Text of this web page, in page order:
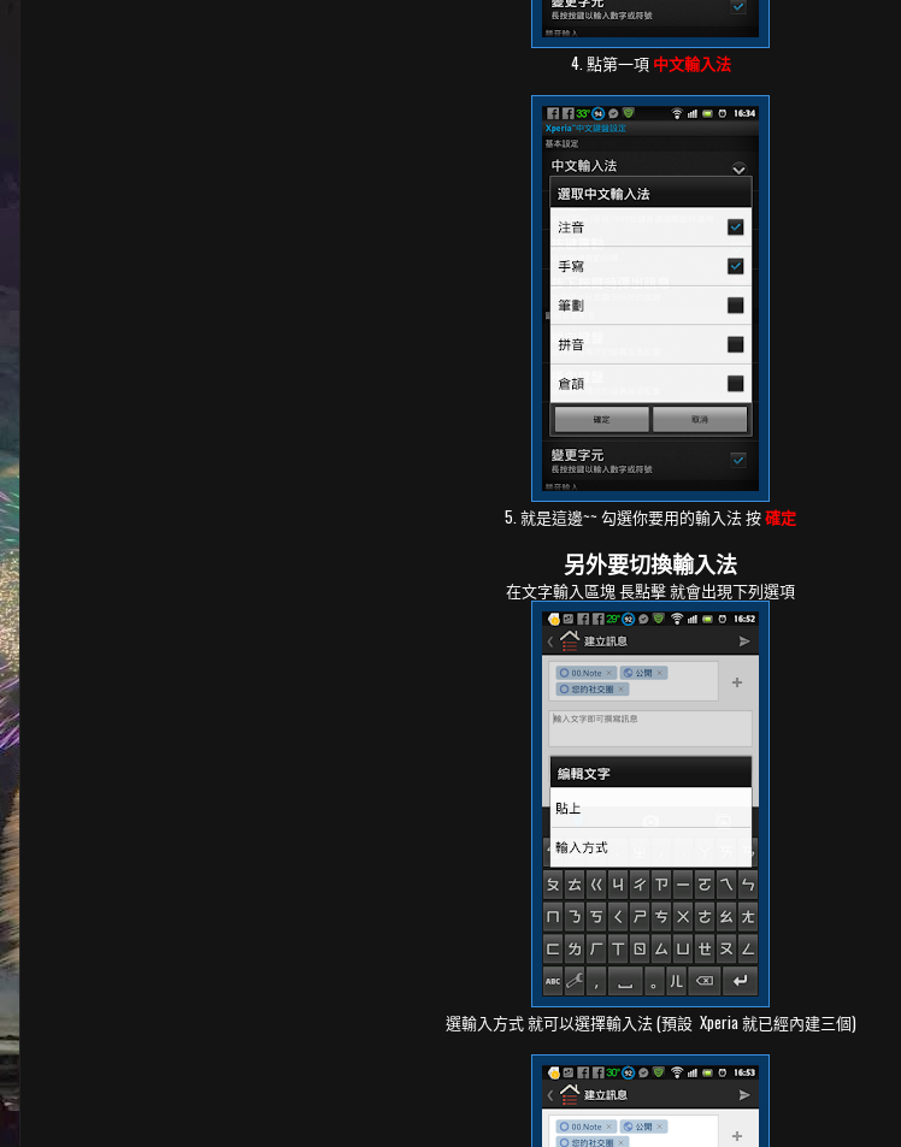
4. 點第一項 中文輸入法
5. 就是這邊~~ 勾選你要用的輸入法 按確定
另外要切換輸入法
在文字輸入區塊 長點擊 就會出現下列選項
選輸入方式 就可以選擇輸入法 (預設 Xperia 就已經內建三個)